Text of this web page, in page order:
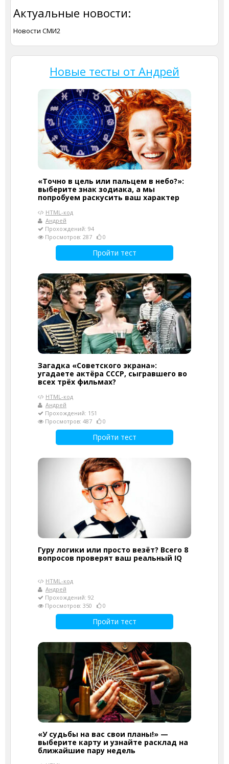
Актуальные новости:
Новости СМИ2
Новые тесты от Андрей
«Точно в цель или пальцем в небо?»:
выберите знак зодиака, а мы
попробуем раскусить ваш характер
HTML-код
Андрей
Прохождений: 94
Просмотров: 287
0
Пройти тест
Загадка «Советского экрана»:
угадаете актёра СССР, сыгравшего во
всех трёх фильмах?
HTML-код
Андрей
Прохождений: 151
Просмотров: 487
0
Пройти тест
Гуру логики или просто везёт? Всего 8
вопросов проверят ваш реальный IQ
HTML-код
Андрей
Прохождений: 92
Просмотров: 350
0
Пройти тест
«У судьбы на вас свои планы!» —
выберите карту и узнайте расклад на
ближайшие пару недель